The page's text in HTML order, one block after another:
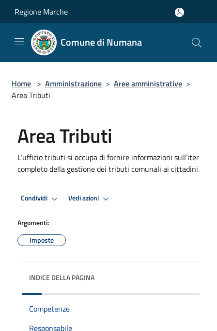
Regione Marche
Comune di Numana
Home > Amministrazione > Aree amministrative >
Area Tributi
Area Tributi
L’ufficio tributi si occupa di fornire informazioni sull’iter
completo della gestione dei tributi comunali ai cittadini.
Condividi Vedi azioni
Argomenti:
Imposte
INDICE DELLA PAGINA
Competenze
Responsabile